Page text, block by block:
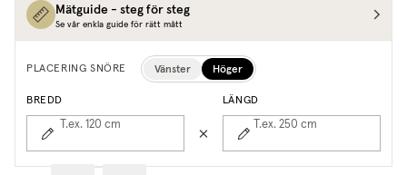
Mätguide - steg för steg
Se vår enkla guide för rätt mått
PLACERING SNÖRE Vänster Höger
BREDD
T.ex. 120 cm
LÄNGD
T.ex. 250 cm